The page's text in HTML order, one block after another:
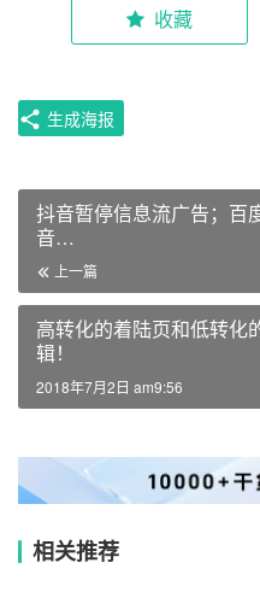
收藏
生成海报
抖音暂停信息流广告；百
音…
上一篇
高转化的着陆页和低转化
辑！
2018年7月2日 am9:56
相关推荐